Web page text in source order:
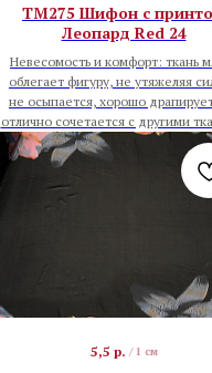
TM275 Шифон с
Леопард Red 24
Невесомость и комфорт: ткань
облегает фигуру, не утяжеляя
не осыпается, хорошо
отлично сочетается с другими
5,5 р. / 1 см